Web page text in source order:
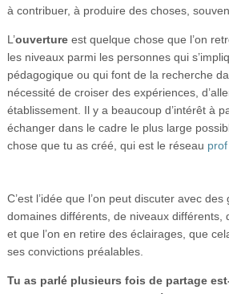
à contribuer, à produire des choses,
L’ouverture est quelque chose que l’on
les niveaux parmi les personnes qui
pédagogique ou qui font de la recherche
nécessité de croiser des expériences,
établissement. Il y a beaucoup d’intérêt à
échanger dans le cadre le plus large
chose que tu as créé, qui est le réseau
C’est l’idée que l’on peut discuter avec
domaines différents, de niveaux différents,
et que l’on en retire des éclairages, que
ses convictions préalables.
Tu as parlé plusieurs fois de partage